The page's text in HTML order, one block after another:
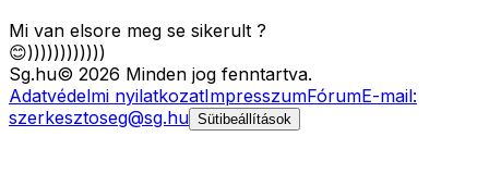
Mi van elsore meg se sikerult ?
😊))))))))))))
Sg.hu© 2026 Minden jog fenntartva.
Adatvédelmi nyilatkozatImpresszumFórumE-mail:
szerkesztoseg@sg.hu Sütibeállítások